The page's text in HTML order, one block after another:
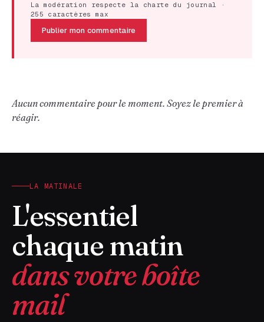
La modération respecte la charte du journal ·
255 caractères max
Publier mon commentaire
Aucun commentaire pour le moment. Soyez le premier à
réagir.
LA MATINALE
L'essentiel
chaque matin
dans votre boîte
mail